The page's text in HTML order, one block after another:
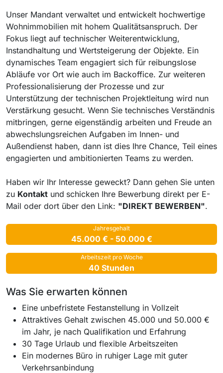
Unser Mandant verwaltet und entwickelt hochwertige
Wohnimmobilien mit hohem Qualitätsanspruch. Der
Fokus liegt auf technischer Weiterentwicklung,
Instandhaltung und Wertsteigerung der Objekte. Ein
dynamisches Team engagiert sich für reibungslose
Abläufe vor Ort wie auch im Backoffice. Zur weiteren
Professionalisierung der Prozesse und zur
Unterstützung der technischen Projektleitung wird nun
Verstärkung gesucht. Wenn Sie technisches Verständnis
mitbringen, gerne eigenständig arbeiten und Freude an
abwechslungsreichen Aufgaben im Innen- und
Außendienst haben, dann ist dies Ihre Chance, Teil eines
engagierten und ambitionierten Teams zu werden.
Haben wir Ihr Interesse geweckt? Dann gehen Sie unten
zu Kontakt und schicken Ihre Bewerbung direkt per E-
Mail oder dort über den Link: "DIREKT BEWERBEN".
Jahresgehalt
45.000 € - 50.000 €
Arbeitszeit pro Woche
40 Stunden
Was Sie erwarten können
Eine unbefristete Festanstellung in Vollzeit
Attraktives Gehalt zwischen 45.000 und 50.000 €
im Jahr, je nach Qualifikation und Erfahrung
30 Tage Urlaub und flexible Arbeitszeiten
Ein modernes Büro in ruhiger Lage mit guter
Verkehrsanbindung